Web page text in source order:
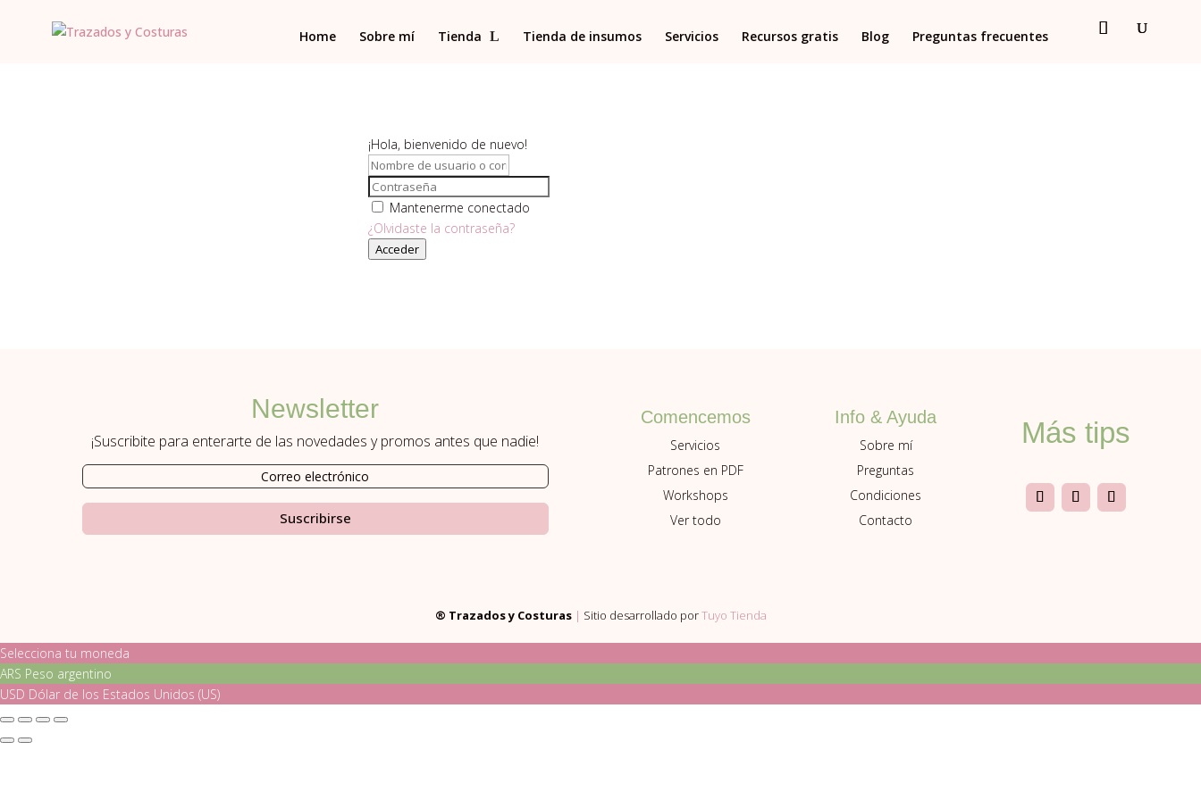
Home Sobre mí Tienda Tienda de insumos Servicios Recursos gratis Blog Preguntas frecuentes
¡Hola, bienvenido de nuevo!
Mantenerme conectado
¿Olvidaste la contraseña?
Acceder
Newsletter
¡Suscribite para enterarte de las novedades y promos antes que nadie!
Suscribirse
Comencemos
Servicios
Patrones en PDF
Workshops
Ver todo
Info & Ayuda
Sobre mí
Preguntas
Condiciones
Contacto
Más tips
® Trazados y Costuras | Sitio desarrollado porTuyo Tienda
Selecciona tu moneda
ARS Peso argentino
USD Dólar de los Estados Unidos (US)